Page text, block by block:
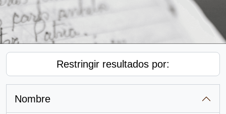
Restringir resultados por:
Nombre